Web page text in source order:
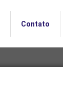
Contato